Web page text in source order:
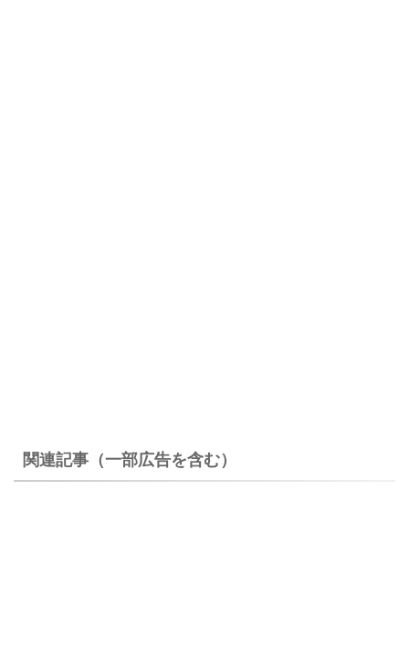
関連記事（一部広告を含む）